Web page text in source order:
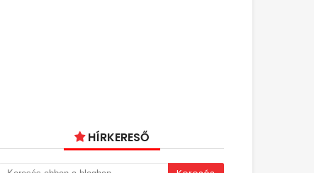
HÍRKERESŐ